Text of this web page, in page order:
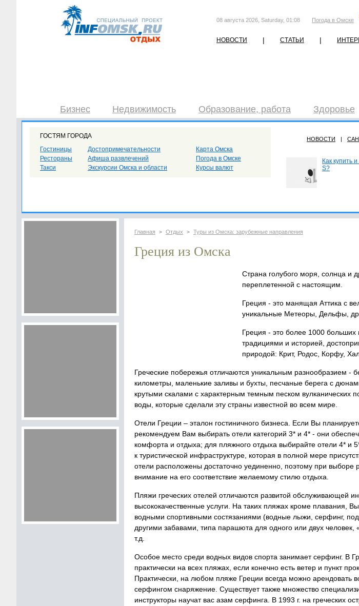
08 августа 2026, Saturday, 01:08 Погода в Омске
НОВОСТИ | СТАТЬИ |
Бизнес Недвижимость Образование, работа Здоровье
ГОСТЯМ ГОРОДА
Гостиницы
Рестораны
Такси
Достопримечательности
Афиша развлечений
Экскурсии Омска и области
Карта Омска
Погода в Омске
Курсы валют
НОВОСТИ |
Как купить
S?
Главная > Отдых > Туры из Омска: зарубежные направления
Греция из Омска
Страна голубого моря, солнца и
переплетенной с настоящим.
Греция - это манящая Аттика с
уникальные Метеоры, Дельфы,
Греция - это более 1000
традициями и историей,
природой: Крит, Родос, Корфу,
Греческие побережья отличаются уникальным разнообразием -
километры, маленькие заливы и бухты, песчаные берега с
крутыми скалами с характерным темным песком вулканических
воды, которые сделали эту страны известной во всем мире.
Отели Греции – эталон гостиничного бизнеса. Если Вы
рекомендуем Вам выбирать отели категорий 3* и 4* - они
комфорта и отдыха; для пляжного отдыха выбирайте отели 4* и
к туристической инфраструктуре, которая в полной мере
отели расположены достаточно уединенно, поэтому при выборе
внимание на его соответствие желаемому стилю отдыха.
Пляжи греческих отелей отличаются развитой обслуживающей
высококачественные услуги. На таких пляжах кроме плавания,
водными спортивными состязаниями (водные лыжи, серфинг,
другими забавами, типа парашюта для одного или двух
т.д.
Особое место среди водных видов спорта занимает серфинг. В
практически на всех пляжах, если конечно есть ветер и пункт
Практически, на любом пляже Греции всегда можно арендовать
серфингом снаряжение. Существует также множество
инструкторы научат вас азам серфинга. В 1993 г. на греческих